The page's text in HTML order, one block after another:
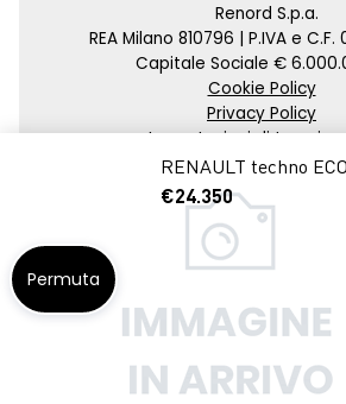
RENAULT techno
€24.350
Renord S.p.a.
REA Milano 810796 | P.IVA e C.F.
Capitale Sociale €
Cookie Policy
Privacy Policy
Impostazioni di
Agenzia SEO
Permuta